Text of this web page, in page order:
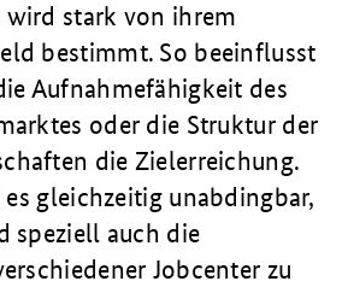
stark von ihrem
bestimmt. So beeinflusst
Aufnahmefähigkeit des
oder die Struktur der
die Zielerreichung.
gleichzeitig unabdingbar,
speziell auch die
Jobcenter zu